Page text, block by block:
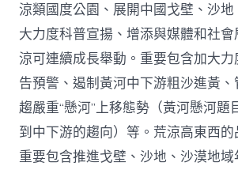
涼類國度公園、展開中國戈壁、沙
大力度科普宣揚、增添與媒體和社
涼可連續成長舉動。重要包含加大
告預警、遏制黃河中下游粗沙進黃、
趨嚴重“懸河”上移態勢（黃河懸河題
到中下游的趨向）等。荒涼高東西的
重要包含推進戈壁、沙地、沙漠地